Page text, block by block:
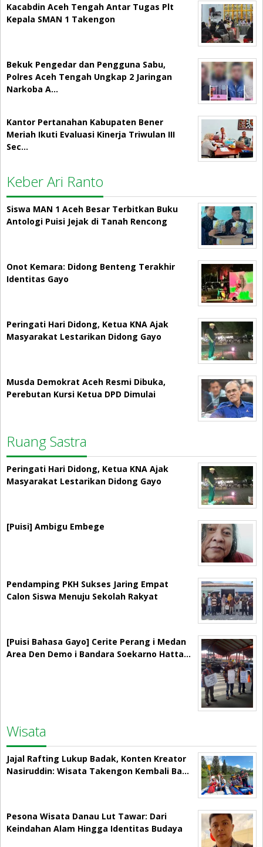
Kacabdin Aceh Tengah Antar Tugas Plt
Kepala SMAN 1 Takengon
Bekuk Pengedar dan Pengguna Sabu,
Polres Aceh Tengah Ungkap 2 Jaringan
Narkoba A…
Kantor Pertanahan Kabupaten Bener
Meriah Ikuti Evaluasi Kinerja Triwulan III
Sec…
Keber Ari Ranto
Siswa MAN 1 Aceh Besar Terbitkan Buku
Antologi Puisi Jejak di Tanah Rencong
Onot Kemara: Didong Benteng Terakhir
Identitas Gayo
Peringati Hari Didong, Ketua KNA Ajak
Masyarakat Lestarikan Didong Gayo
Musda Demokrat Aceh Resmi Dibuka,
Perebutan Kursi Ketua DPD Dimulai
Ruang Sastra
Peringati Hari Didong, Ketua KNA Ajak
Masyarakat Lestarikan Didong Gayo
[Puisi] Ambigu Embege
Pendamping PKH Sukses Jaring Empat
Calon Siswa Menuju Sekolah Rakyat
[Puisi Bahasa Gayo] Cerite Perang i Medan
Area Den Demo i Bandara Soekarno Hatta…
Wisata
Jajal Rafting Lukup Badak, Konten Kreator
Nasiruddin: Wisata Takengon Kembali Ba…
Pesona Wisata Danau Lut Tawar: Dari
Keindahan Alam Hingga Identitas Budaya